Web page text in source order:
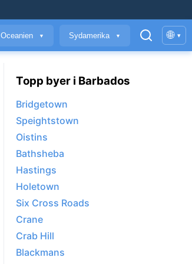
Oceanien ▼ Sydamerika ▼ 🌐 ▾
Topp byer i Barbados
Bridgetown
Speightstown
Oistins
Bathsheba
Hastings
Holetown
Six Cross Roads
Crane
Crab Hill
Blackmans